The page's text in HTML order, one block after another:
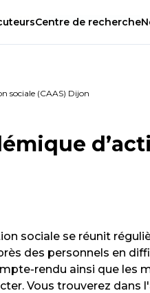
Centre de recherche
sociale (CAAS) Dijon
sociale se réunit
des personnels en
rendu ainsi que les
Vous trouverez dans